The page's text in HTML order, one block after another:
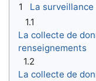
1
La surveillance
1.1
La collecte de
renseignements
1.2
La collecte de